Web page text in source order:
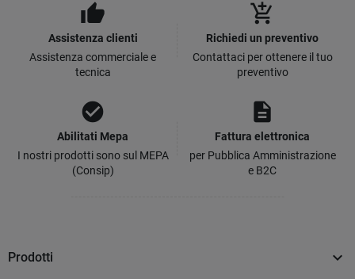
thumb_up
Assistenza clienti
Assistenza commerciale e
tecnica
add_shopping_cart
Richiedi un preventivo
Contattaci per ottenere il tuo
preventivo
check_circle
Abilitati Mepa
I nostri prodotti sono sul MEPA
(Consip)
description
Fattura elettronica
per Pubblica Amministrazione
e B2C
Prodotti 